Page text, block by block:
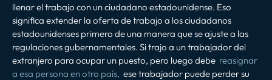
llenar el trabajo con un ciudadano estadounidense. Eso
significa extender la oferta de trabajo a los ciudadanos
estadounidenses primero de una manera que se ajuste a las
regulaciones gubernamentales. Si trajo a un trabajador del
extranjero para ocupar un puesto, pero luego debe reasignar
a esa persona en otro país, ese trabajador puede perder su